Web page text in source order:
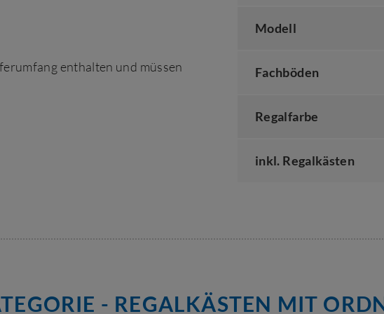
enthalten und müssen
Modell
Fachböden
Regalfarbe
inkl. Regalkästen
- REGALKÄSTEN MIT